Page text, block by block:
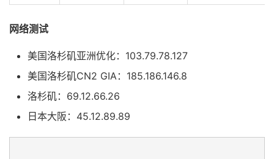
网络测试
美国洛杉矶亚洲优化：103.79.78.127
美国洛杉矶CN2 GIA：185.186.146.8
洛杉矶：69.12.66.26
日本大阪：45.12.89.89